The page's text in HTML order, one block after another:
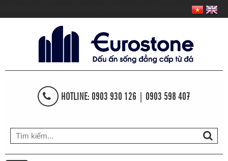
HOTLINE: 0903 930 126 | 0903 598 407